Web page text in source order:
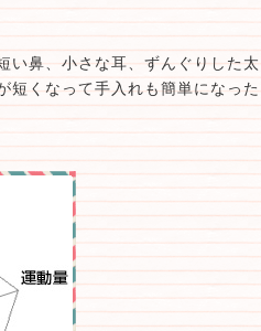
い鼻、小さな耳、ずんぐりした太
短くなって手入れも簡単になった